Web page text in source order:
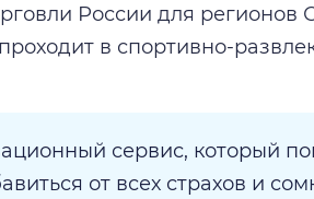
России для регионов
в спортивно-
сервис, который
от всех страхов и